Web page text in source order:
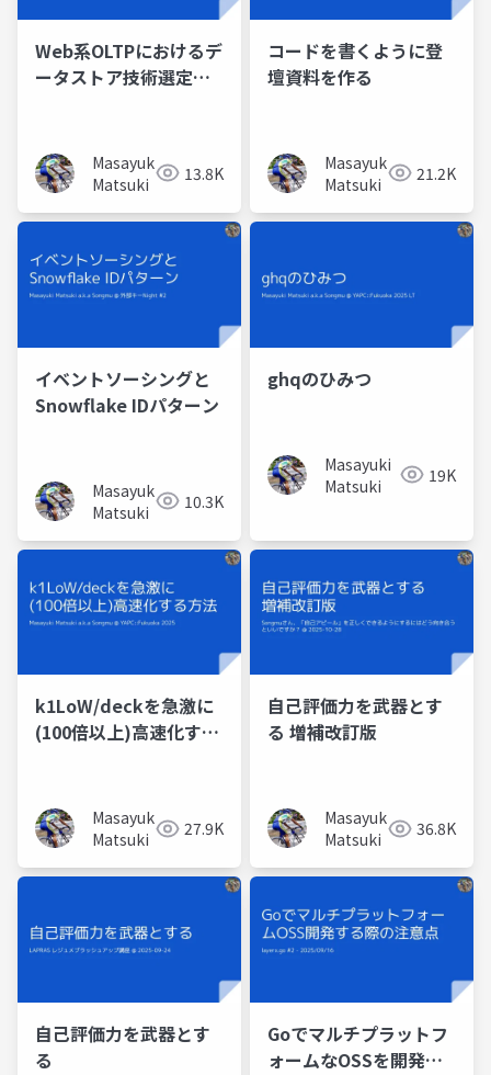
Web系OLTPにおけるデ
ータストア技術選定の
Masayuki
Matsuki
13.8K
コードを書くように登
壇資料を作る
Masayuki
Matsuki
21.2K
イベントソーシングと
Snowflake IDパターン
Masayuki
Matsuki
10.3K
ghqのひみつ
Masayuki
Matsuki
19K
k1LoW/deckを急激に
(100倍以上)高速化する
Masayuki
Matsuki
27.9K
自己評価力を武器とす
る 増補改訂版
Masayuki
Matsuki
36.8K
自己評価力を武器とす
る
Goでマルチプラットフ
ォームなOSSを開発す